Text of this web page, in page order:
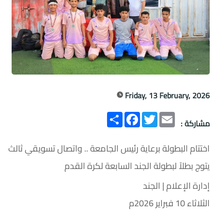
Friday, 13 February, 2026
مشاركة :
انشر
FacebookTwitter Email
اختتام البطولة برعاية رئيس الجامعة .. واتصال تسويقي ثالث
يتوج بطلاً لبطولة الجند السابعة لكرة القدم
إدارة الإعلام | الجند
الثلاثاء 10 فبراير 2026م